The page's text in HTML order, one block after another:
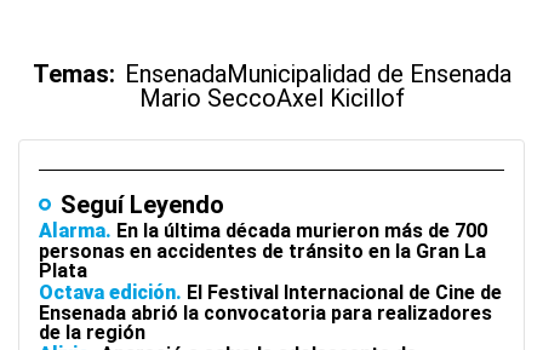
Temas: EnsenadaMunicipalidad de Ensenada
Mario SeccoAxel Kicillof
Seguí Leyendo
Alarma En la última década murieron más de 700
personas en accidentes de tránsito en la Gran La
Plata
Octava edición El Festival Internacional de Cine de
Ensenada abrió la convocatoria para realizadores
de la región